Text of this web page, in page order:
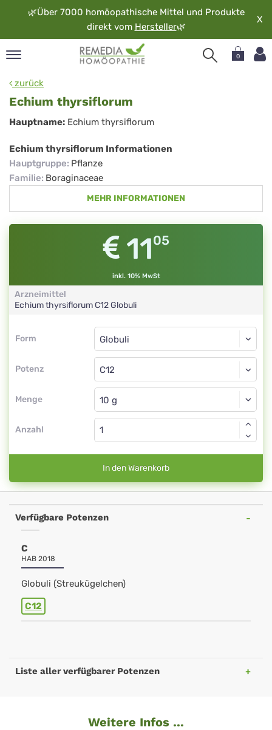
🌿Über 7000 homöopathische Mittel und Produkte
direkt vom Hersteller🌿
X
0
zurück
Echium thyrsiflorum
Echium
thyrsiflorum
Hauptname: Echium thyrsiflorum
Echium thyrsiflorum Informationen
Hauptgruppe: Pflanze
Familie: Boraginaceae
MEHR INFORMATIONEN
1105
inkl. 10% MwSt
Arzneimittel
Echium thyrsiflorumC12Globuli
Form
Form
Potenz
Globuli
C12
Menge
Globuli
Anzahl
In den Warenkorb
Verfügbare Potenzen
C
HAB 2018
Globuli (Streukügelchen)
C12
Liste aller verfügbarer Potenzen
Weitere Infos ...